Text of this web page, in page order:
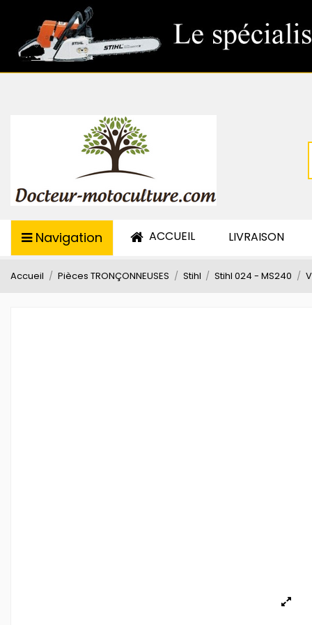
Navigation ACCUEIL LIVRAISON
Accueil Pièces TRONÇONNEUSES Stihl Stihl 024 - MS240